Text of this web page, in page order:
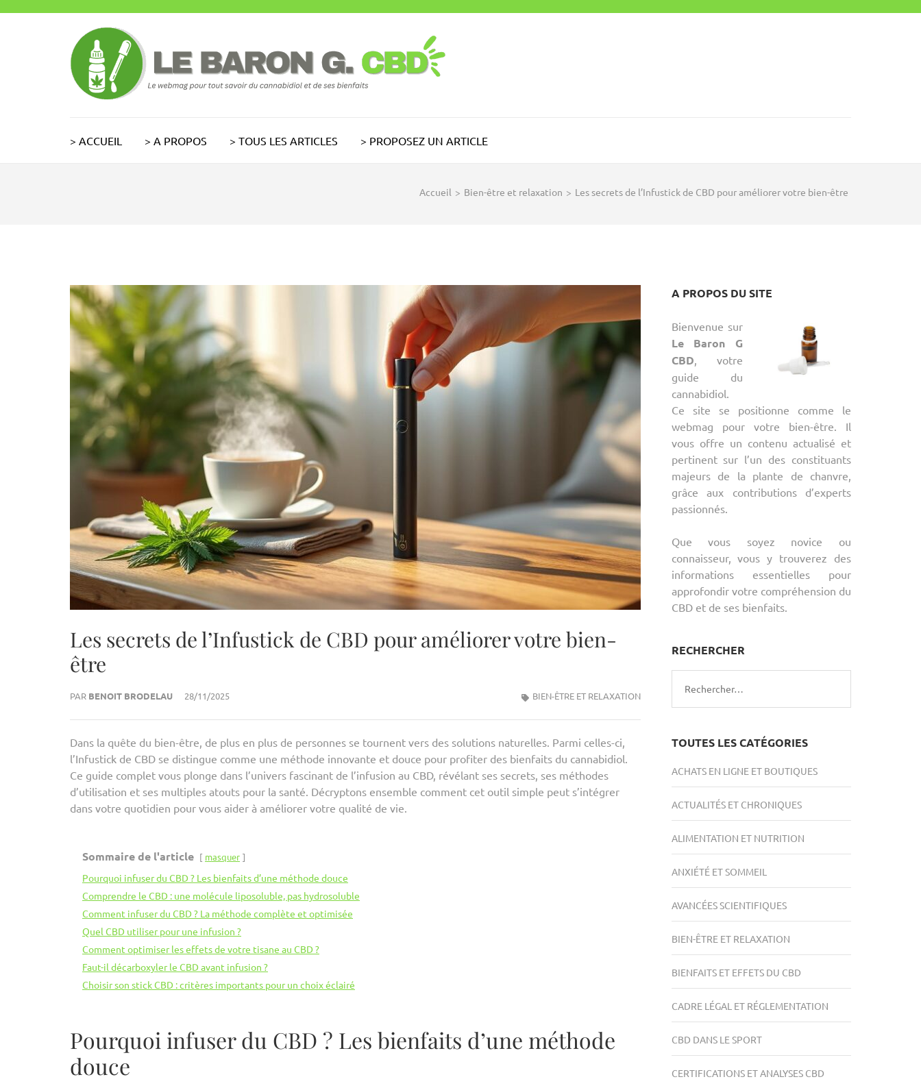
> ACCUEIL > A PROPOS > TOUS LES ARTICLES > PROPOSEZ UN ARTICLE
Accueil > Bien-être et relaxation > Les secrets de l’Infustick de CBD pour améliorer votre bien-être
Les secrets de l’Infustick de CBD pour améliorer votre bien-
être
PAR BENOIT BRODELAU 28/11/2025 BIEN-ÊTRE ET RELAXATION
Dans la quête du bien-être, de plus en plus de personnes se tournent vers des solutions naturelles. Parmi celles-ci,
l’Infustick de CBD se distingue comme une méthode innovante et douce pour profiter des bienfaits du cannabidiol.
Ce guide complet vous plonge dans l’univers fascinant de l’infusion au CBD, révélant ses secrets, ses méthodes
d’utilisation et ses multiples atouts pour la santé. Décryptons ensemble comment cet outil simple peut s’intégrer
dans votre quotidien pour vous aider à améliorer votre qualité de vie.
Sommaire de l'article masquer
Pourquoi infuser du CBD ? Les bienfaits d’une méthode douce
Comprendre le CBD : une molécule liposoluble, pas hydrosoluble
Comment infuser du CBD ? La méthode complète et optimisée
Quel CBD utiliser pour une infusion ?
Comment optimiser les effets de votre tisane au CBD ?
Faut-il décarboxyler le CBD avant infusion ?
Choisir son stick CBD : critères importants pour un choix éclairé
Pourquoi infuser du CBD ? Les bienfaits d’une méthode
douce
A PROPOS DU SITE
Bienvenue sur
Le Baron G
CBD, votre
guide du
cannabidiol.
Ce site se positionne comme le
webmag pour votre bien-être. Il
vous offre un contenu actualisé et
pertinent sur l’un des constituants
majeurs de la plante de chanvre,
grâce aux contributions d’experts
passionnés.
Que vous soyez novice ou
connaisseur, vous y trouverez des
informations essentielles pour
approfondir votre compréhension du
CBD et de ses bienfaits.
RECHERCHER
Rechercher :
TOUTES LES CATÉGORIES
ACHATS EN LIGNE ET BOUTIQUES
ACTUALITÉS ET CHRONIQUES
ALIMENTATION ET NUTRITION
ANXIÉTÉ ET SOMMEIL
AVANCÉES SCIENTIFIQUES
BIEN-ÊTRE ET RELAXATION
BIENFAITS ET EFFETS DU CBD
CADRE LÉGAL ET RÉGLEMENTATION
CBD DANS LE SPORT
CERTIFICATIONS ET ANALYSES CBD